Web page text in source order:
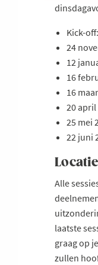
Kick-
24
12
16
16
20 april
25 mei
22 juni
Locatie
Alle
laatste
graag op
zullen